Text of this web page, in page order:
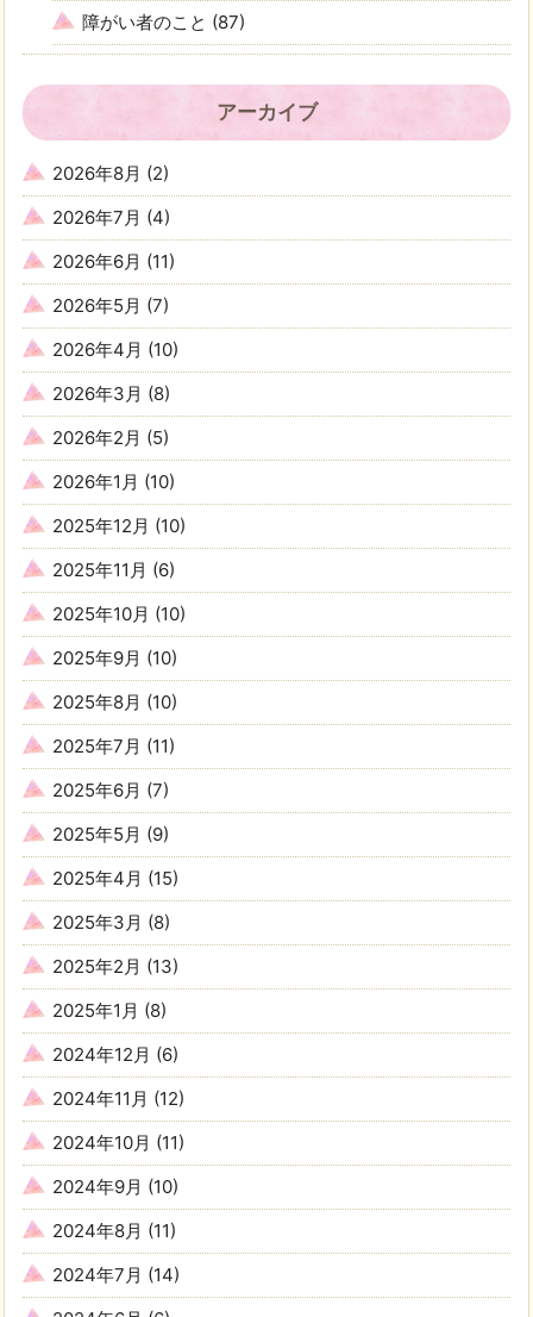
障がい者のこと (87)
アーカイブ
2026年8月 (2)
2026年7月 (4)
2026年6月 (11)
2026年5月 (7)
2026年4月 (10)
2026年3月 (8)
2026年2月 (5)
2026年1月 (10)
2025年12月 (10)
2025年11月 (6)
2025年10月 (10)
2025年9月 (10)
2025年8月 (10)
2025年7月 (11)
2025年6月 (7)
2025年5月 (9)
2025年4月 (15)
2025年3月 (8)
2025年2月 (13)
2025年1月 (8)
2024年12月 (6)
2024年11月 (12)
2024年10月 (11)
2024年9月 (10)
2024年8月 (11)
2024年7月 (14)